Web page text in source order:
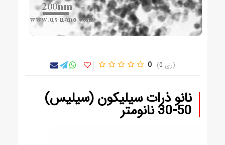
0 0
نانو ذرات سیلیکون (سیلیس)
50-30 نانومتر